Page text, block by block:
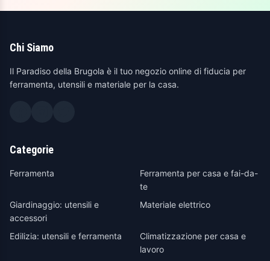
Chi Siamo
Il Paradiso della Brugola è il tuo negozio online di fiducia per
ferramenta, utensili e materiale per la casa.
Categorie
Ferramenta
Ferramenta per casa e fai-da-
te
Giardinaggio: utensili e
accessori
Materiale elettrico
Edilizia: utensili e ferramenta
Climatizzazione per casa e
lavoro